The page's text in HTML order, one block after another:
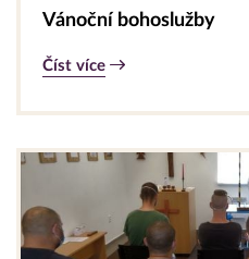
Vánoční bohoslužby
Číst více